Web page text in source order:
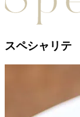
スペシャリテ